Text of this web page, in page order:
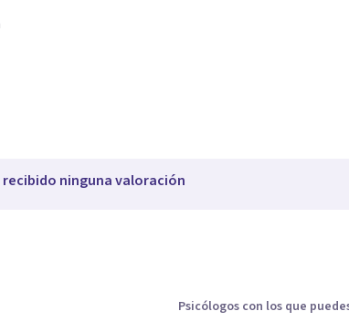
ninguna valoración
Psicólogos con los que